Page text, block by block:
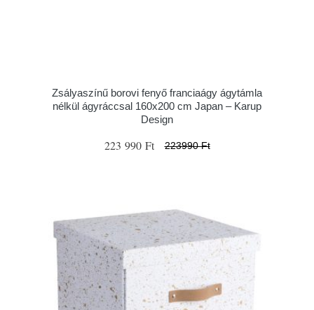
Zsályaszínű borovi fenyő franciaágy ágytámla
nélkül ágyráccsal 160x200 cm Japan – Karup
Design
223 990 Ft 223990 Ft